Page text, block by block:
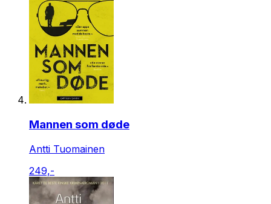
Mannen som døde
Antti Tuomainen
249,-